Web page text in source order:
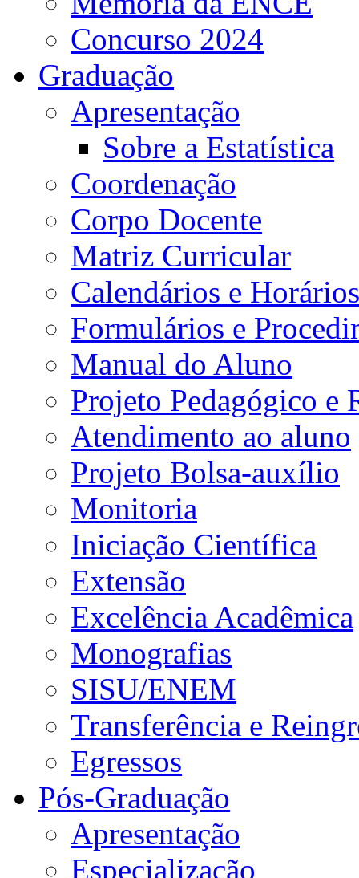
Concurso 2024
Graduação
Apresentação
Sobre a Estatística
Coordenação
Corpo Docente
Matriz Curricular
Calendários e Horários
Formulários e
Manual do Aluno
Projeto Pedagógico e
Atendimento ao aluno
Projeto Bolsa-auxílio
Monitoria
Iniciação Científica
Extensão
Excelência Acadêmica
Monografias
SISU/ENEM
Transferência e
Egressos
Pós-Graduação
Apresentação
Especialização